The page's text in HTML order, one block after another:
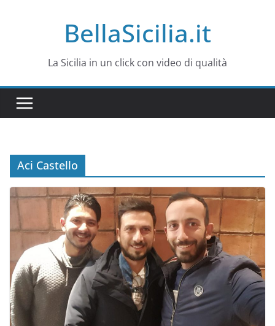
BellaSicilia.it
La Sicilia in un click con video di qualità
Aci Castello